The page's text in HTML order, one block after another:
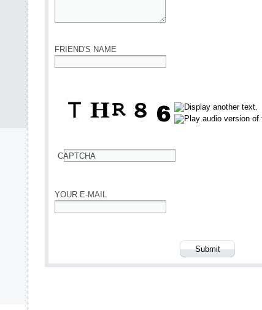
FRIEND'S NAME
CAPTCHA
YOUR E-MAIL